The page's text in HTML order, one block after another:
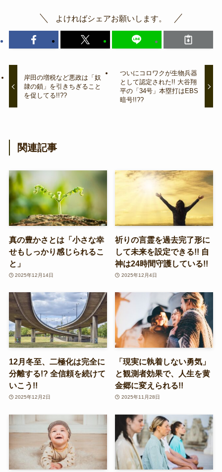
よければシェアお願いします。
岸田の増税など悪政は「奴
隷の鎖」を引きちぎること
を促してる!!??
ついにコロワクが生物兵器
として認定された!! 大谷翔
平の「34号」本塁打はEBS
暗号!!??
関連記事
真の豊かさとは「小さな幸
せもしっかり感じられるこ
と」
2025年12月14日
祈りの言霊を過去完了形に
して未来を設定できる!! 自
神は24時間守護している!!
2025年12月4日
12月冬至、二極化は完全に
分離する!? 全信頼を続けて
いこう!!
2025年12月2日
「現実に執着しない勇気」
と観測者効果で、人生を黄
金郷に変えられる!!
2025年11月28日